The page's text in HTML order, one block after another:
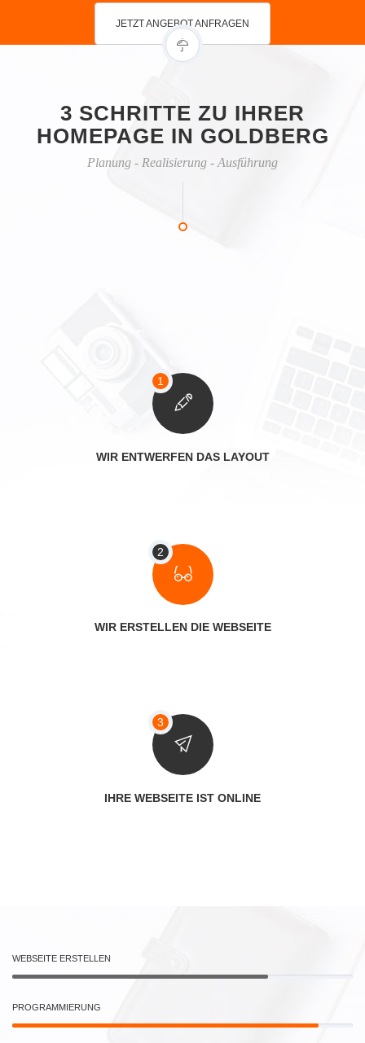
JETZT ANGEBOT ANFRAGEN
3 SCHRITTE ZU IHRER
HOMEPAGE IN GOLDBERG
Planung - Realisierung - Ausführung
WIR ENTWERFEN DAS LAYOUT
WIR ERSTELLEN DIE WEBSEITE
IHRE WEBSEITE IST ONLINE
WEBSEITE ERSTELLEN
PROGRAMMIERUNG